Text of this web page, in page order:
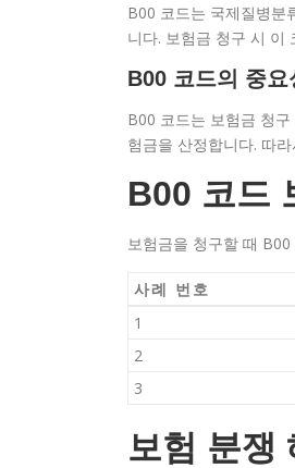
B00 코드는 국제질병분
니다. 보험금 청구 시 이
B00 코드의 중요
B00 코드는 보험금 청
험금을 산정합니다. 따
B00 코드
보험금을 청구할 때
사례 번호
1
2
3
보험 분쟁